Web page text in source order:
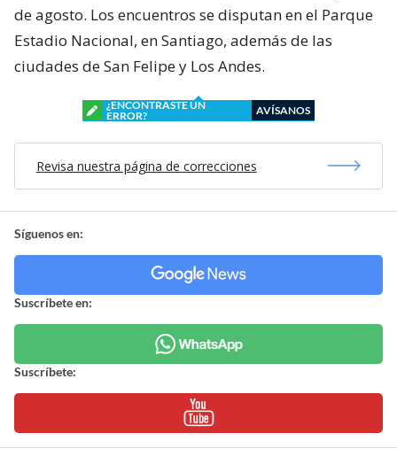
de agosto. Los encuentros se disputan en el Parque
Estadio Nacional, en Santiago, además de las
ciudades de San Felipe y Los Andes.
¿ENCONTRASTE UN
ERROR?
AVÍSANOS
Revisa nuestra página de correcciones
Síguenos en:
Suscríbete en:
Suscríbete: